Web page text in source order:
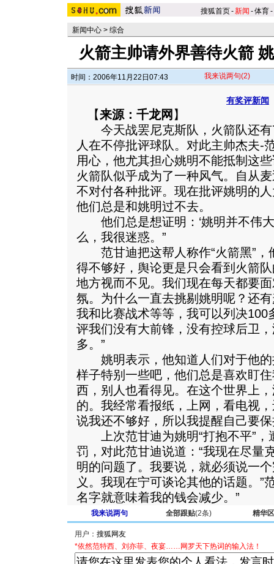
搜狐首页-新闻 -体育-
新闻中心 > 综合
火箭主帅请外界善待火箭
时间：2006年11月22日07:43 我来说两句(2)
有奖评新闻
【来源：千龙网 】
今天战罢尼克斯队，火箭队还有
人在不停批评球队。对此主帅杰夫-
用心，他尤其担心姚明不能抵制这
火箭队似乎成为了一种风气。自从
不对付各种批评。 现在批评姚明的
他们总是和姚明过不去。
他们总是想证明：‘姚明并不伟大
么，我很迷惑。”
范甘迪把这帮人称作“火箭黑”，
得不够好，舆论更是只会看到火箭
地方视而不见。我们现在每天都要
氛。为什么一直去挑剔姚明呢？还
我和比赛战术等等，我可以列决100
评我们没有大前锋，没有控球后卫
多。”
姚明表示，他知道人们对于他的
样子特别一些吧，他们总是喜欢盯
西，别人也看得见。在这个世界上
的。我经常看报纸，上网，看电视
说我还不够好，所以我提醒自己要保
上次范甘迪为姚明“打抱不平”，
罚，对此范甘迪说道：“我现在尽量
明的问题了。我要说，就必须说一
义。我现在宁可谈论其他的话题。”
名字就意味着我的钱会减少。”
我来说两句 全部跟贴(2条) 精华区
用户：
*依然范特西、刘亦菲、夜宴……网罗天下热词的输入法！